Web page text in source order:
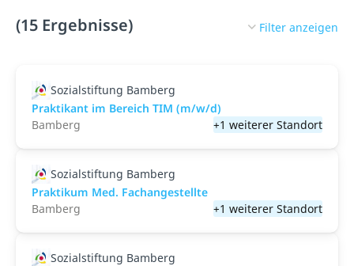
(15 Ergebnisse) Filter anzeigen
Sozialstiftung Bamberg
Praktikant im Bereich TIM (m/w/d)
Bamberg
+1 weiterer Standort
Sozialstiftung Bamberg
Praktikum Med. Fachangestellte
Bamberg
+1 weiterer Standort
Sozialstiftung Bamberg